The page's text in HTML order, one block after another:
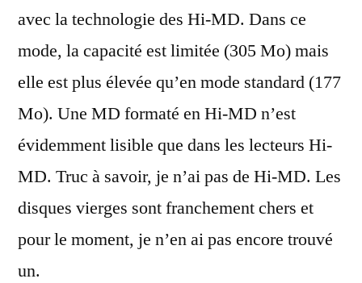
avec la technologie des Hi-MD. Dans ce
mode, la capacité est limitée (305 Mo) mais
elle est plus élevée qu’en mode standard (177
Mo). Une MD formaté en Hi-MD n’est
évidemment lisible que dans les lecteurs Hi-
MD. Truc à savoir, je n’ai pas de Hi-MD. Les
disques vierges sont franchement chers et
pour le moment, je n’en ai pas encore trouvé
un.